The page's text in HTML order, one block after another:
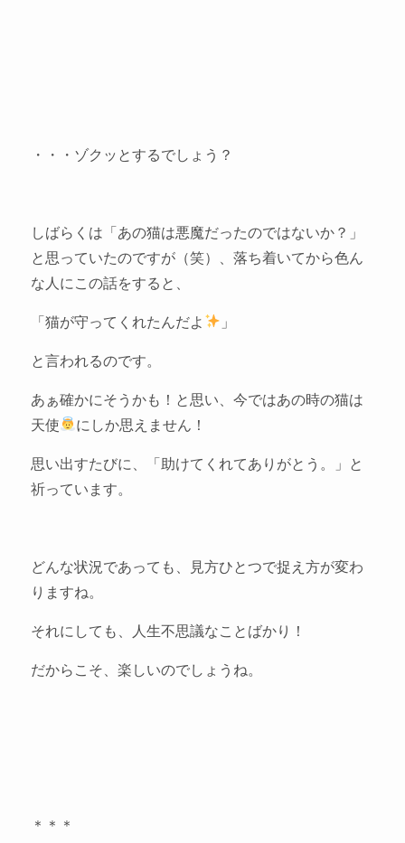
・・・ゾクッとするでしょう？
しばらくは「あの猫は悪魔だったのではないか？」
と思っていたのですが（笑）、落ち着いてから色ん
な人にこの話をすると、
「猫が守ってくれたんだよ 」
と言われるのです。
あぁ確かにそうかも！と思い、今ではあの時の猫は
天使
にしか思えません！
思い出すたびに、「助けてくれてありがとう。」と
祈っています。
どんな状況であっても、見方ひとつで捉え方が変わ
りますね。
それにしても、人生不思議なことばかり！
だからこそ、楽しいのでしょうね。
＊＊＊